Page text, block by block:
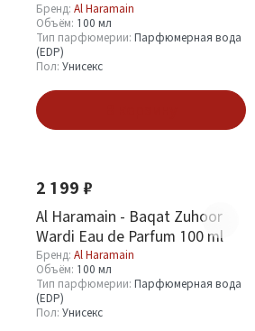
Parfum 100 ml
Бренд: Al Haramain
Объём: 100 мл
Тип парфюмерии: Парфюмерная вода
(EDP)
Пол: Унисекс
2 199 ₽
Al Haramain - Baqat Zuhoor
Wardi Eau de Parfum 100 ml
Бренд: Al Haramain
Объём: 100 мл
Тип парфюмерии: Парфюмерная вода
(EDP)
Пол: Унисекс